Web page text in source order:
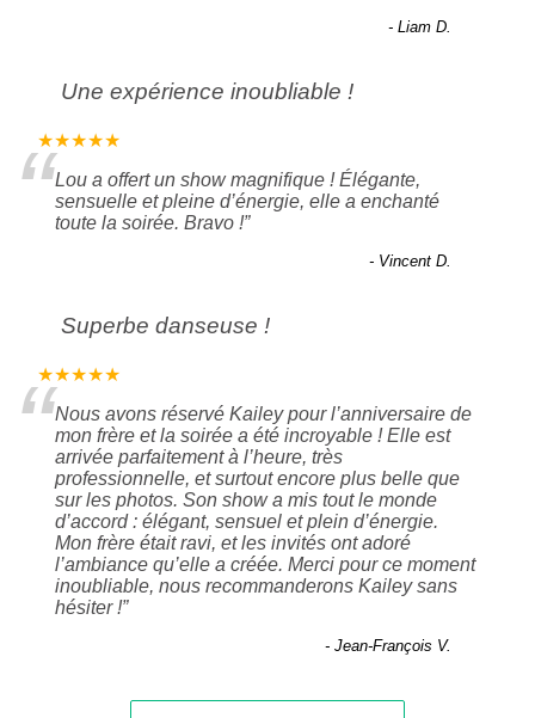
- Liam D.
Une expérience inoubliable !
★★★★★
“Lou a offert un show magnifique ! Élégante,
sensuelle et pleine d’énergie, elle a enchanté
toute la soirée. Bravo !”
- Vincent D.
Superbe danseuse !
★★★★★
“Nous avons réservé Kailey pour l’anniversaire de
mon frère et la soirée a été incroyable ! Elle est
arrivée parfaitement à l’heure, très
professionnelle, et surtout encore plus belle que
sur les photos. Son show a mis tout le monde
d’accord : élégant, sensuel et plein d’énergie.
Mon frère était ravi, et les invités ont adoré
l’ambiance qu’elle a créée. Merci pour ce moment
inoubliable, nous recommanderons Kailey sans
hésiter !”
- Jean-François V.